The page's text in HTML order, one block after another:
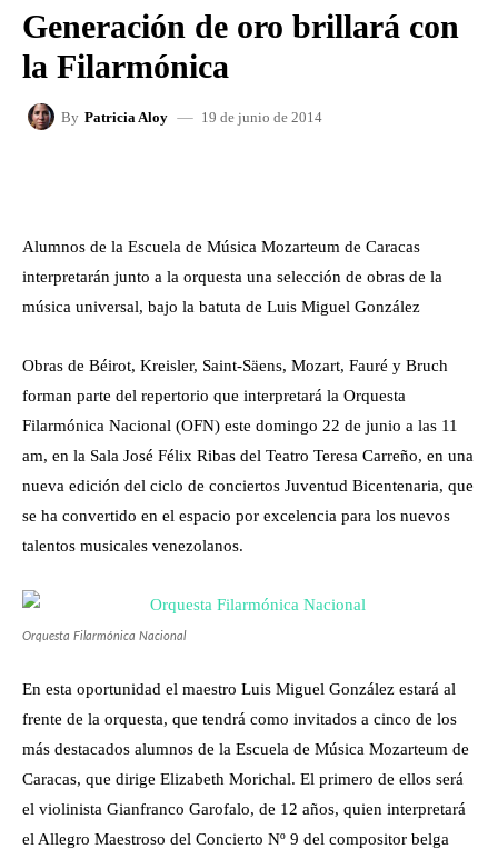
Generación de oro brillará con
la Filarmónica
By Patricia Aloy 19 de junio de 2014
Alumnos de la Escuela de Música Mozarteum de Caracas
interpretarán junto a la orquesta una selección de obras de la
música universal, bajo la batuta de Luis Miguel González
Obras de Béirot, Kreisler, Saint-Säens, Mozart, Fauré y Bruch
forman parte del repertorio que interpretará la Orquesta
Filarmónica Nacional (OFN) este domingo 22 de junio a las 11
am, en la Sala José Félix Ribas del Teatro Teresa Carreño, en una
nueva edición del ciclo de conciertos Juventud Bicentenaria, que
se ha convertido en el espacio por excelencia para los nuevos
talentos musicales venezolanos.
Orquesta Filarmónica Nacional
En esta oportunidad el maestro Luis Miguel González estará al
frente de la orquesta, que tendrá como invitados a cinco de los
más destacados alumnos de la Escuela de Música Mozarteum de
Caracas, que dirige Elizabeth Morichal. El primero de ellos será
el violinista Gianfranco Garofalo, de 12 años, quien interpretará
el Allegro Maestroso del Concierto Nº 9 del compositor belga